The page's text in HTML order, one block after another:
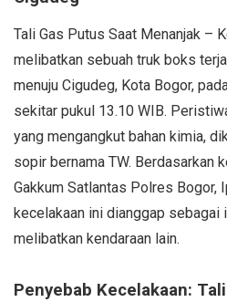
Tali Gas Putus Saat Menanjak –
melibatkan sebuah truk boks
menuju Cigudeg, Kota Bogor,
sekitar pukul 13.10 WIB.
yang mengangkut bahan kimia,
sopir bernama TW. Berdasarkan
Gakkum Satlantas Polres Bogor,
kecelakaan ini dianggap
melibatkan kendaraan lain.
Penyebab Kecelakaan: